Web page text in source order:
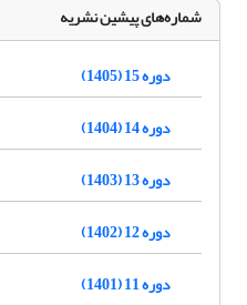
شماره‌های پیشین نشریه
دوره 15 (1405)
دوره 14 (1404)
دوره 13 (1403)
دوره 12 (1402)
دوره 11 (1401)